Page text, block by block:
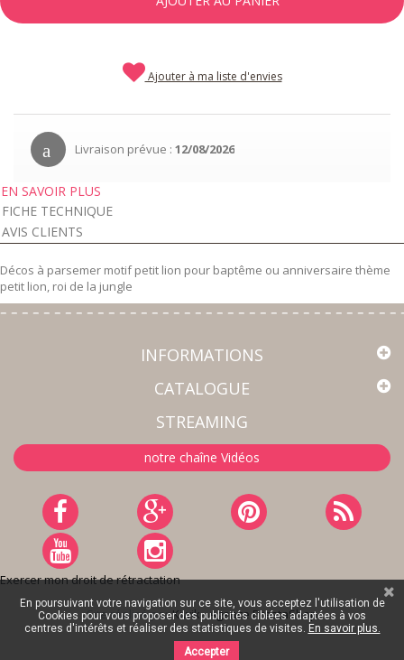
Ajouter à ma liste d'envies
Livraison prévue : 12/08/2026
EN SAVOIR PLUS
FICHE TECHNIQUE
AVIS CLIENTS
Décos à parsemer motif petit lion pour baptême ou anniversaire thème
petit lion, roi de la jungle
INFORMATIONS
CATALOGUE
STREAMING
notre chaîne Vidéos
Exercer mon droit de rétractation
Site réalisé parKiwik - Agence PrestaShop
En poursuivant votre navigation sur ce site, vous acceptez l'utilisation de
Cookies pour vous proposer des publicités ciblées adaptées à vos
centres d'intérêts et réaliser des statistiques de visites. En savoir plus.
Accepter